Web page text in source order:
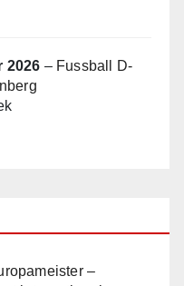
2026 – Fussball D-
–